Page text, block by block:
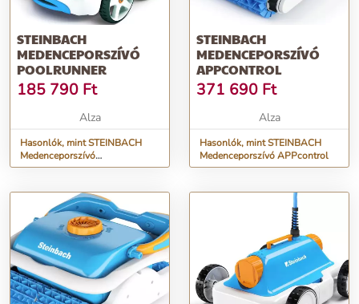
STEINBACH
MEDENCEPORSZÍVÓ
POOLRUNNER
185 790 Ft
Alza
Hasonlók, mint STEINBACH
Medenceporszívó
POOLRUNNER
STEINBACH
MEDENCEPORSZÍVÓ
APPCONTROL
371 690 Ft
Alza
Hasonlók, mint STEINBACH
Medenceporszívó APPcontrol